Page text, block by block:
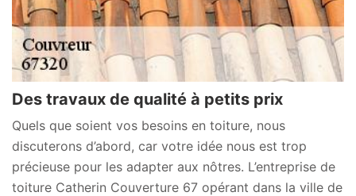
Des travaux de qualité à petits prix
Quels que soient vos besoins en toiture, nous
discuterons d’abord, car votre idée nous est trop
précieuse pour les adapter aux nôtres. L’entreprise de
toiture Catherin Couverture 67 opérant dans la ville de